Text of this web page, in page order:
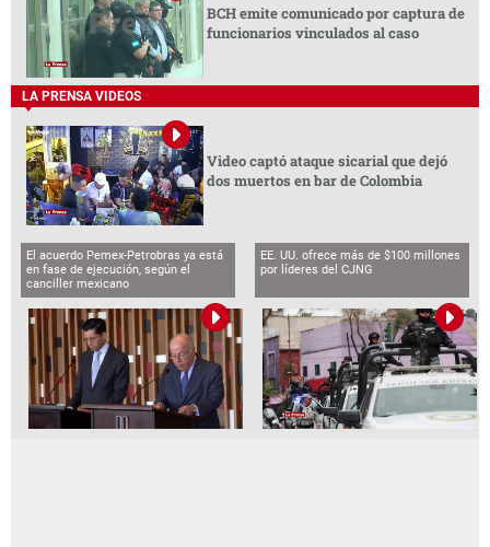
BCH emite comunicado por captura de
funcionarios vinculados al caso
LA PRENSA VIDEOS
Video captó ataque sicarial que dejó
dos muertos en bar de Colombia
El acuerdo Pemex-Petrobras ya está
en fase de ejecución, según el
canciller mexicano
EE. UU. ofrece más de $100 millones
por líderes del CJNG